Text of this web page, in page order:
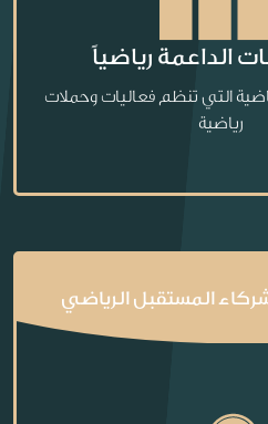
الداعمة رياضياً
التي تنظم فعاليات وحملات
رياضية
المستقبل الرياضي